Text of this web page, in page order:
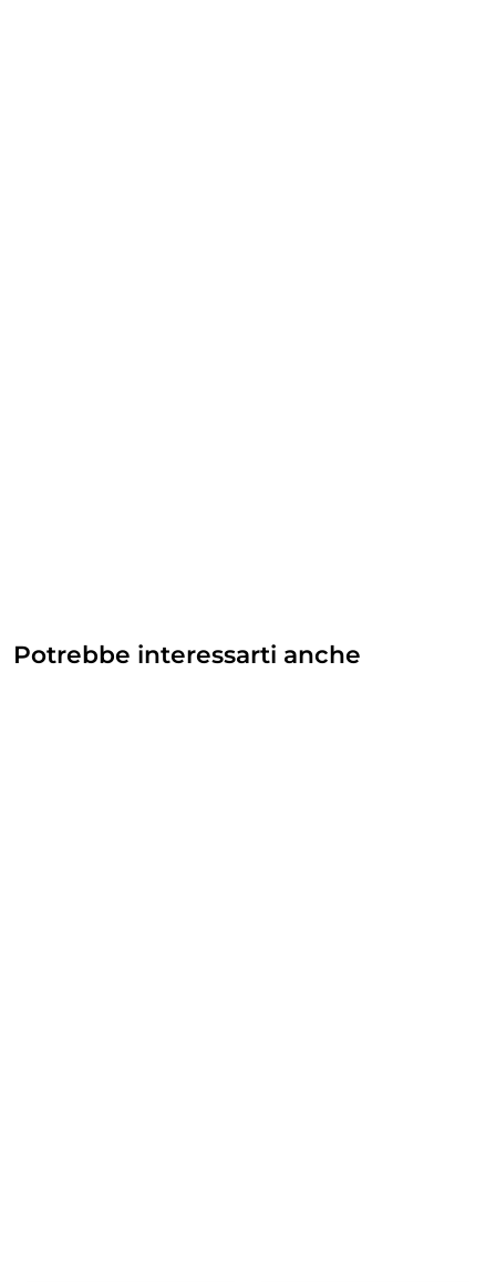
Potrebbe interessarti anche